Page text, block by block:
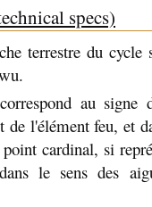
specs)
terrestre du cycle
au signe
de l'élément feu, et
cardinal, si
le sens des